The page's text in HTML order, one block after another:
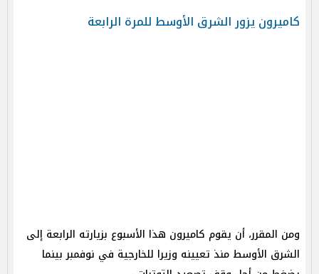
كاميرون يزور الشرق الأوسط للمرة الرابعة
ومن المقرر، أن يقوم كاميرون هذا الأسبوع بزيارته الرابعة إلى
الشرق الأوسط منذ تعيينه وزيرا للخارجية في نوفمبر بينما